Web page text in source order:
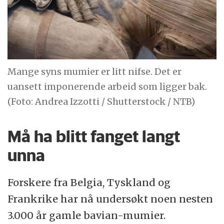
Mange syns mumier er litt nifse. Det er
uansett imponerende arbeid som ligger bak.
(Foto: Andrea Izzotti / Shutterstock / NTB)
Må ha blitt fanget langt
unna
Forskere fra Belgia, Tyskland og
Frankrike har nå undersøkt noen nesten
3.000 år gamle bavian-mumier.